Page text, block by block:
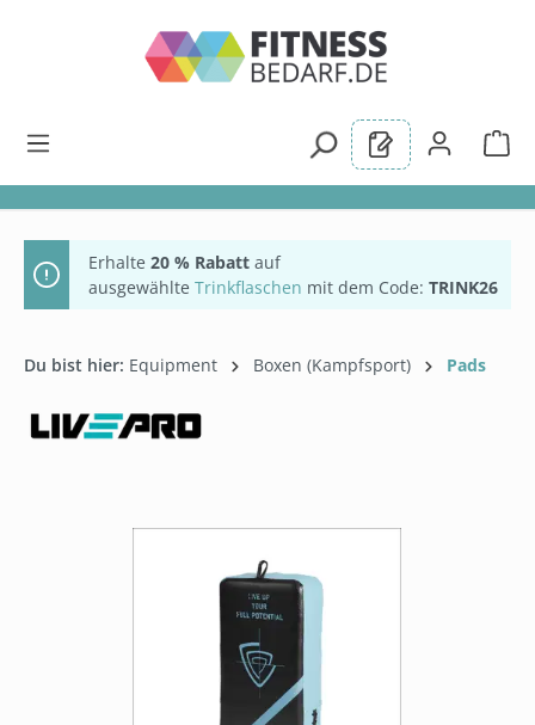
Erhalte 20 % Rabatt auf
ausgewählte Trinkflaschen mit dem Code: TRINK26
Du bist hier: Equipment Boxen (Kampfsport) Pads